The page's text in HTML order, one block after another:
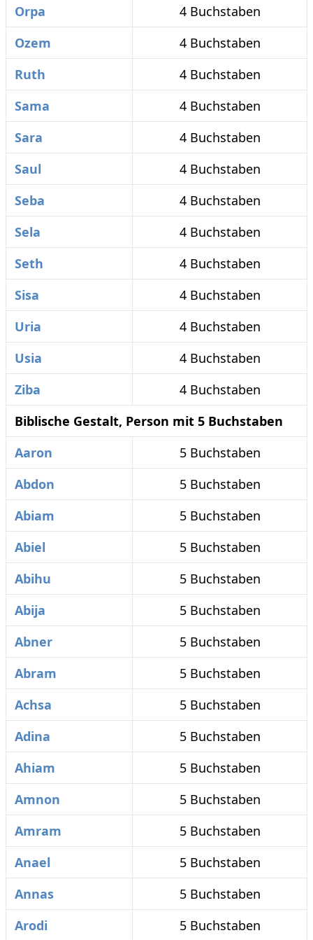
Orpa
4 Buchstaben
Ozem
4 Buchstaben
Ruth
4 Buchstaben
Sama
4 Buchstaben
Sara
4 Buchstaben
Saul
4 Buchstaben
Seba
4 Buchstaben
Sela
4 Buchstaben
Seth
4 Buchstaben
Sisa
4 Buchstaben
Uria
4 Buchstaben
Usia
4 Buchstaben
Ziba
4 Buchstaben
Biblische Gestalt, Person mit 5 Buchstaben
Aaron
5 Buchstaben
Abdon
5 Buchstaben
Abiam
5 Buchstaben
Abiel
5 Buchstaben
Abihu
5 Buchstaben
Abija
5 Buchstaben
Abner
5 Buchstaben
Abram
5 Buchstaben
Achsa
5 Buchstaben
Adina
5 Buchstaben
Ahiam
5 Buchstaben
Amnon
5 Buchstaben
Amram
5 Buchstaben
Anael
5 Buchstaben
Annas
5 Buchstaben
Arodi
5 Buchstaben